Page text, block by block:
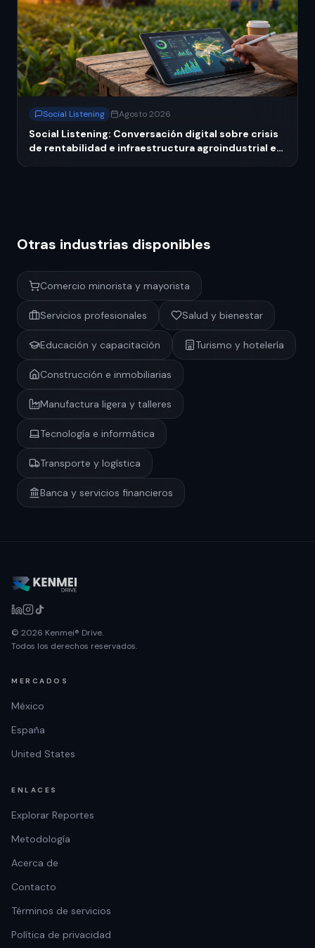
Social Listening Agosto 2026
Social Listening: Conversación digital sobre crisis
de rentabilidad e infraestructura agroindustrial en
Otras industrias disponibles
Comercio minorista y mayorista
Servicios profesionales Salud y bienestar
Educación y capacitación Turismo y hotelería
Construcción e inmobiliarias
Manufactura ligera y talleres
Tecnología e informática
Transporte y logística
Banca y servicios financieros
© 2026 Kenmei® Drive.
Todos los derechos reservados.
MERCADOS
México
España
United States
ENLACES
Explorar Reportes
Metodología
Acerca de
Contacto
Términos de servicios
Política de privacidad